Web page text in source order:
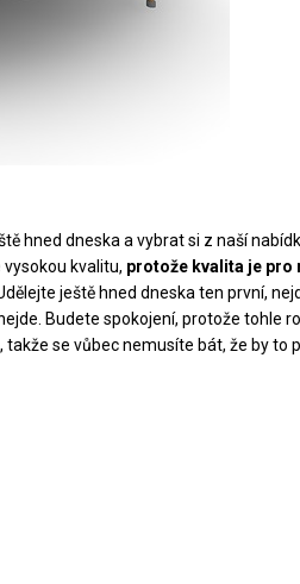
hned dneska a vybrat si z naší
kvalitu, protože kvalita je pro
ještě hned dneska ten první,
Budete spokojení, protože tohle
se vůbec nemusíte bát, že by to